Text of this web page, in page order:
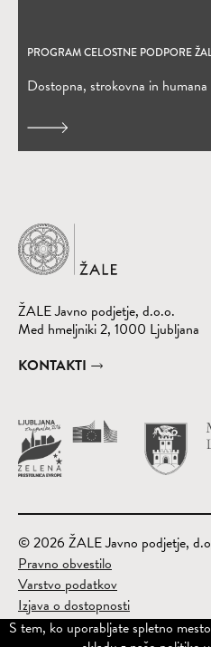
S tem, ko uporabljate spletno
PROGRAM CELOSTNE PODPORE
Dostopna, strokovna in
Domov
ŽALE Javno podjetje, d.o.o.
Med hmeljniki 2, 1000 Ljubljana
KONTAKTI
© 2026 ŽALE Javno podjetje,
Pravno obvestilo
Varstvo podatkov
Izjava o dostopnosti
Kazalo